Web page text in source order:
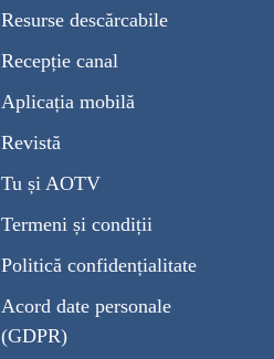
Resurse descărcabile
Recepție canal
Aplicația mobilă
Revistă
Tu și AOTV
Termeni și condiții
Politică confidențialitate
Acord date personale
(GDPR)